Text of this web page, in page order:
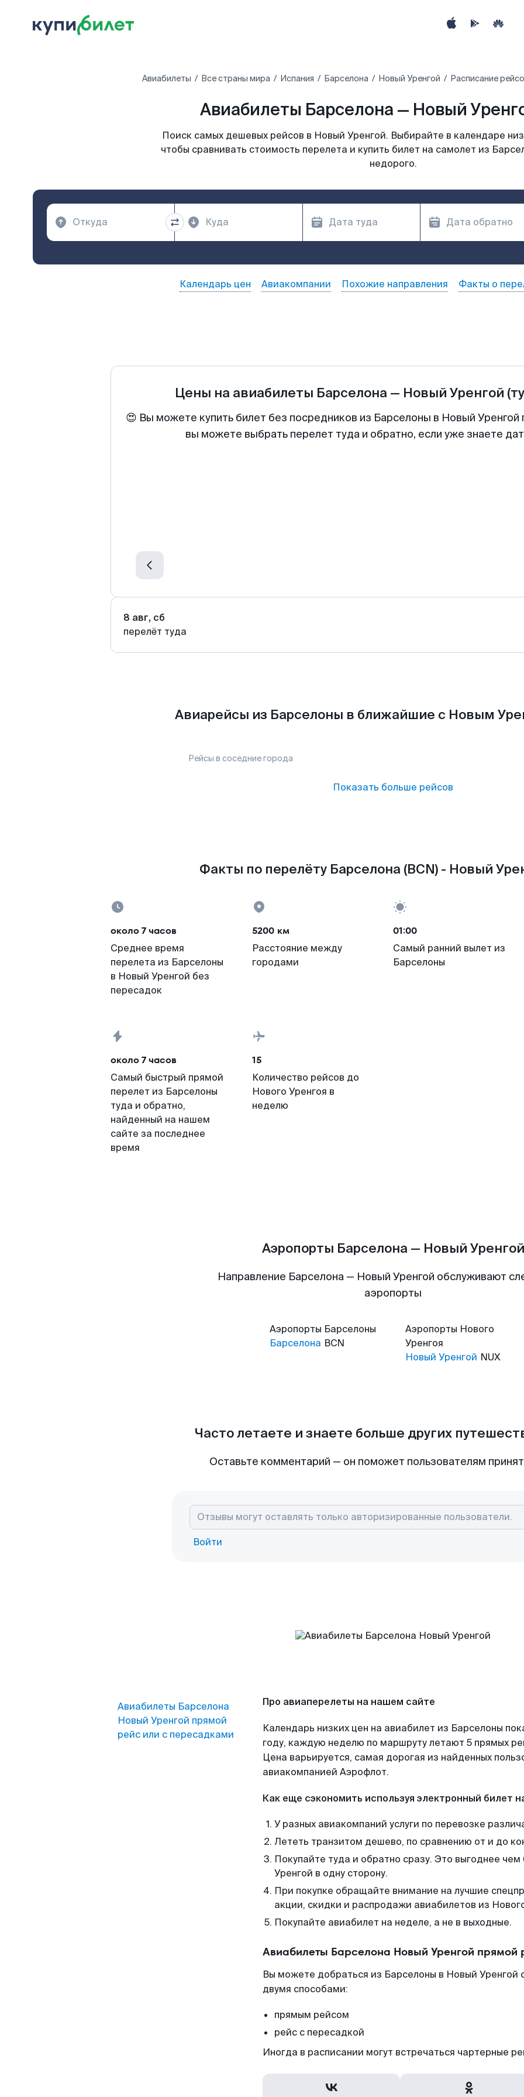
Авиабилеты Все страны мира Испания Барселона Новый Уренгой Расписание
Авиабилеты Барселона — Новый
Поиск самых дешевых рейсов в Новый Уренгой. Выбирайте в календаре
чтобы сравнивать стоимость перелета и купить билет на самолет из
недорого.
Календарь цен Авиакомпании Похожие направления Факты о
Цены на авиабилеты Барселона — Новый Уренгой
😍 Вы можете купить билет без посредников из Барселоны в Новый Уренгой
вы можете выбрать перелет туда и обратно, если уже знаете
8 авг, сб
перелёт туда
Авиарейсы из Барселоны в ближайшие с Новым
Рейсы в соседние города
Показать больше рейсов
Факты по перелёту Барселона (BCN) - Новый
около 7 часов
Среднее время
перелета из Барселоны
в Новый Уренгой без
пересадок
5200 км
Расстояние между
городами
01:00
Самый ранний вылет из
Барселоны
около 7 часов
Самый быстрый прямой
перелет из Барселоны
туда и обратно,
найденный на нашем
сайте за последнее
время
15
Количество рейсов до
Нового Уренгоя в
неделю
Аэропорты Барселона — Новый Уренгой
Направление Барселона — Новый Уренгой обслуживают
аэропорты
Аэропорты Барселоны
Барселона BCN
Аэропорты Нового
Уренгоя
Новый Уренгой NUX
Часто летаете и знаете больше других
Оставьте комментарий — он поможет пользователям
Войти
Авиабилеты Барселона
Новый Уренгой прямой
рейс или с пересадками
Про авиаперелеты на нашем сайте
Календарь низких цен на авиабилет из Барселоны
году, каждую неделю по маршруту летают 5 прямых
Цена варьируется, самая дорогая из найденных
авиакомпанией Аэрофлот.
Как еще сэкономить используя электронный билет
У разных авиакомпаний услуги по перевозке
Лететь транзитом дешево, по сравнению от и до
Покупайте туда и обратно сразу. Это выгоднее
Уренгой в одну сторону.
При покупке обращайте внимание на лучшие
акции, скидки и распродажи авиабилетов из
Покупайте авиабилет на неделе, а не в выходные.
Авиабилеты Барселона Новый Уренгой прямой
Вы можете добраться из Барселоны в Новый Уренгой
двумя способами:
прямым рейсом
рейс с пересадкой
Иногда в расписании могут встречаться чартерные